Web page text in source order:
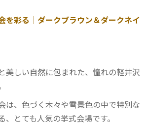
を彩る│ダークブラウン＆ダークネイ
美しい自然に包まれた、憧れの軽井沢
は、色づく木々や雪景色の中で特別な
、とても人気の挙式会場です。